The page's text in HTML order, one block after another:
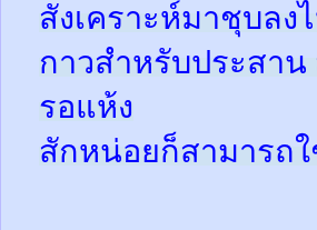
สังเคราะห์มาชุบล
กาวสำหรับประสาน
รอแห้ง
สักหน่อยก็สามารถ